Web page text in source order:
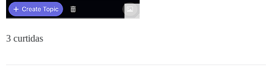
3 curtidas